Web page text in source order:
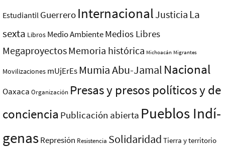
Estudiantil Guerrero InternacionalJusticia La
sexta Libros Medio AmbienteMedios Libres
MegaproyectosMemoria histórica Michoacán Migrantes
Movilizaciones mUjErEs Mumia Abu-Jamal Nacional
Oaxaca Organización Presas y presos polí­ticos y de
conciencia Publicación abierta Pueblos Indí­
genasRepresión Resistencia Solidaridad Tierra y territorio